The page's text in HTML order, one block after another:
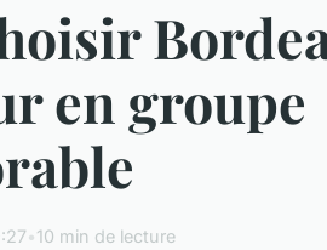
en groupe
•10 min de lecture